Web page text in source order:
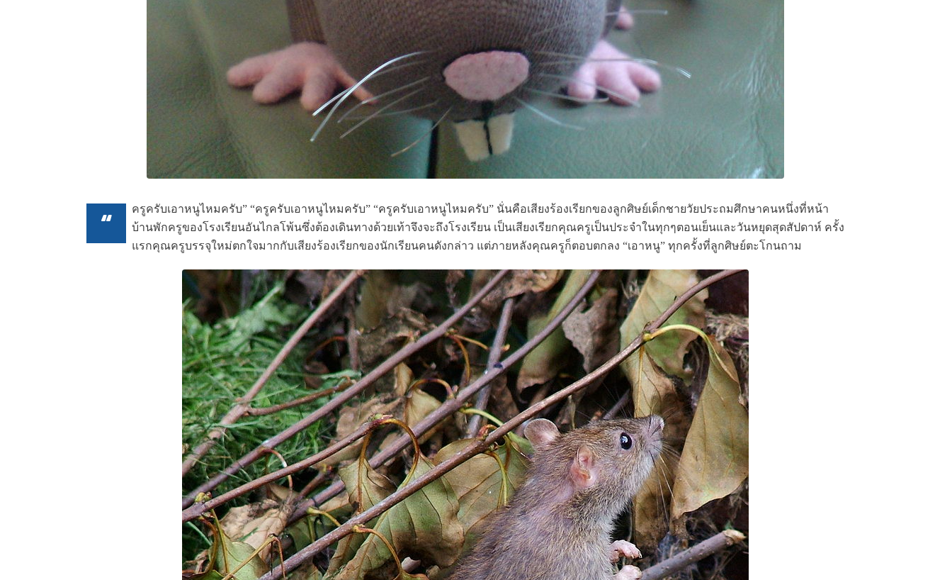
“
ครูครับเอาหนูไหมครับ” “ครูครับเอาหนูไหมครับ” “ครูครับเอาหนูไหมครับ” นั่นคือเสียงร้องเรียกของลูกศิษย์เด็กชายวัยประถมศึกษาคนหนึ่งที่หน้า
บ้านพักครูของโรงเรียนอันไกลโพ้นซึ่งต้องเดินทางด้วยเท้าจึงจะถึงโรงเรียน เป็นเสียงเรียกคุณครูเป็นประจำในทุกๆตอนเย็นและวันหยุดสุดสัปดาห์ ครั้ง
แรกคุณครูบรรจุใหม่ตกใจมากกับเสียงร้องเรียกของนักเรียนคนดังกล่าว แต่ภายหลังคุณครูก็ตอบตกลง “เอาหนู” ทุกครั้งที่ลูกศิษย์ตะโกนถาม